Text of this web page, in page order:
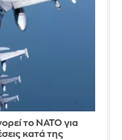
το ΝΑΤΟ για
κατά της